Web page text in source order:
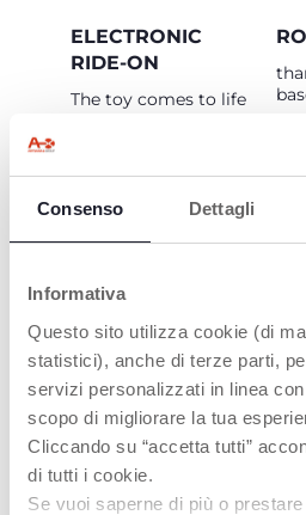
Consenso Dettagli
Informativa
Questo sito utilizza cookie (di
statistici), anche di terze parti,
servizi personalizzati in linea
scopo di migliorare la tua
Cliccando su “accetta tutti”
di tutti i cookie.
Se vuoi saperne di più o
ELECTRONIC
RIDE-ON
The toy comes to life
Rodeo is stroked or
RIDE ON
enables your child to
push themselves
independently